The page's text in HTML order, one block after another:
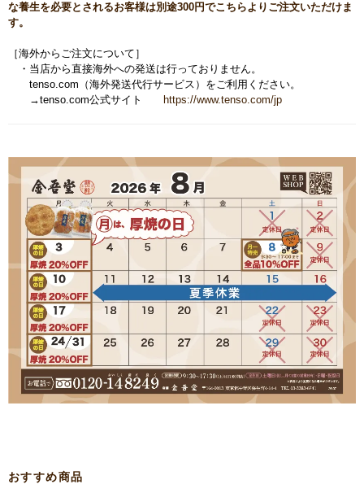
な養生を必要とされるお客様は別途300円でこちらよりご注文いただけま
す。
［海外からご注文について］
・当店から直接海外への発送は行っておりません。
tenso.com（海外発送代行サービス）をご利用ください。
→tenso.com公式サイト
https://www.tenso.com/jp
おすすめ商品